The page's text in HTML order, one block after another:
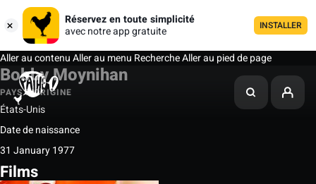
Réservez en toute simplicité
avec notre app gratuite
INSTALLER
Aller au contenuAller au menu RechercheAller au pied de page
Bobby Moynihan
PAYS D'ORIGINE
États-Unis
Date de naissance
31 January 1977
Films